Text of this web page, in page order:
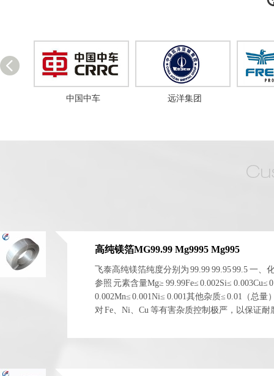
中国中车 远洋集团
高纯镁箔MG99.99 Mg9995 Mg995
飞泰高纯镁箔纯度分别为 99.99 99.95 99.5 一、
参照 元素含量Mg≥ 99.99Fe≤ 0.002Si≤ 0.003Cu≤
0.002Mn≤ 0.001Ni≤ 0.001其他杂质≤ 0.01（总量
对 Fe、Ni、Cu 等有害杂质控制极严，以保证耐